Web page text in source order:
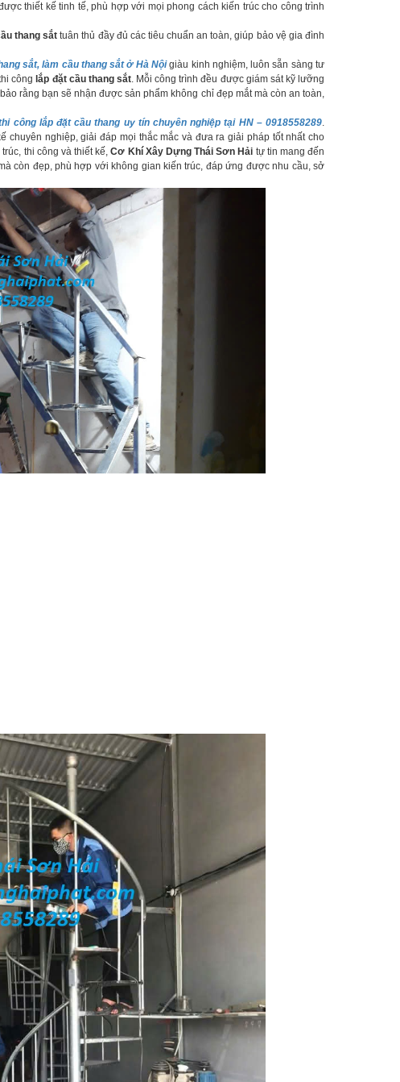
thiết kế tinh tế, phù hợp với mọi phong cách kiến trúc cho công trình
thang sắt tuân thủ đầy đủ các tiêu chuẩn an toàn, giúp bảo vệ gia đình
sắt, làm cầu thang sắt ở Hà Nộigiàu kinh nghiệm, luôn sẵn sàng tư
công lắp đặt cầu thang sắt. Mỗi công trình đều được giám sát kỹ lưỡng
rằng bạn sẽ nhận được sản phẩm không chỉ đẹp mắt mà còn an toàn,
công lắp đặt cầu thang uy tín chuyên nghiệp tại HN – 0918558289.
chuyên nghiệp, giải đáp mọi thắc mắc và đưa ra giải pháp tốt nhất cho
thi công và thiết kế,Cơ Khí Xây Dựng Thái Sơn Hải tự tin mang đến
còn đẹp, phù hợp với không gian kiến trúc, đáp ứng được nhu cầu, sở